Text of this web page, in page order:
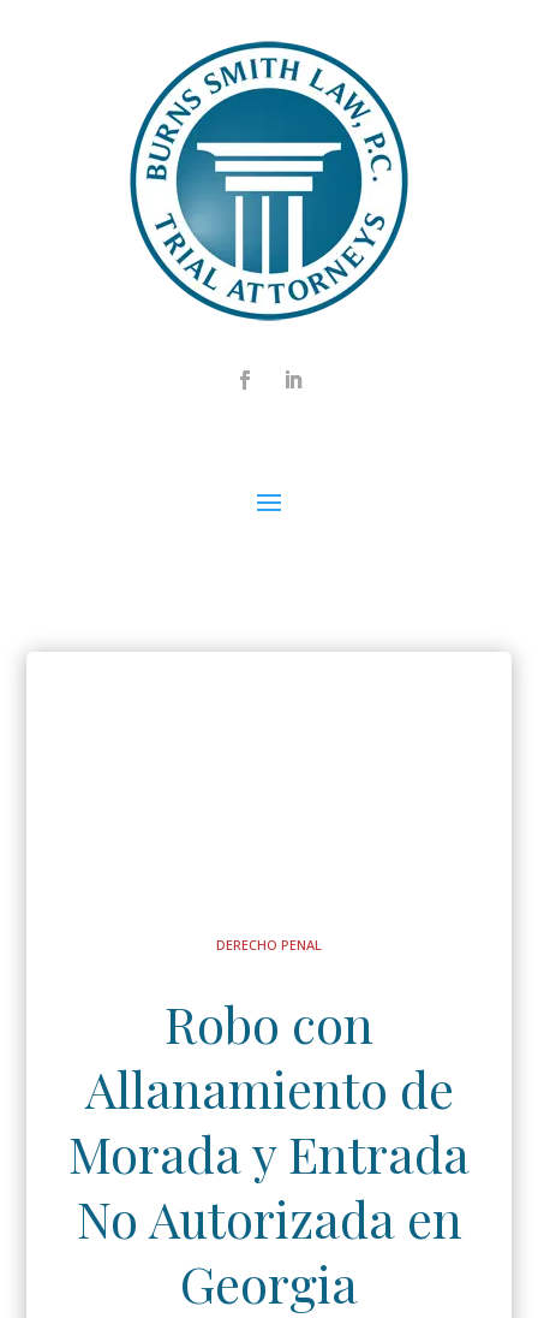
DERECHO PENAL
Robo con
Allanamiento de
Morada y Entrada
No Autorizada en
Georgia